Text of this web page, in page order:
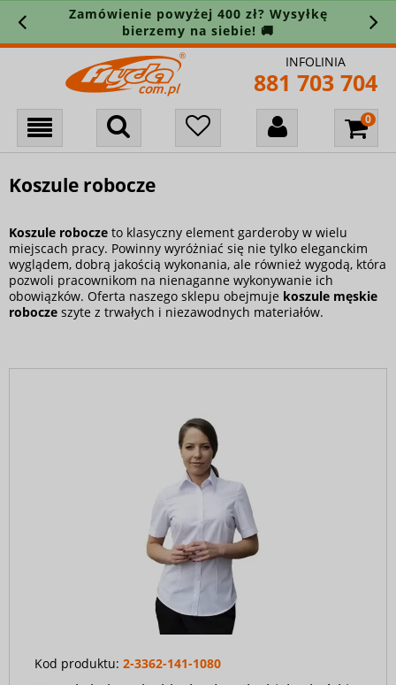
Zamówienie powyżej 400 zł? Wysyłkę
bierzemy na siebie! 🚚
INFOLINIA
881 703 704
Koszule robocze
Koszule robocze to klasyczny element garderoby w wielu
miejscach pracy. Powinny wyróżniać się nie tylko eleganckim
wyglądem, dobrą jakością wykonania, ale również wygodą, która
pozwoli pracownikom na nienaganne wykonywanie ich
obowiązków. Oferta naszego sklepu obejmuje koszule męskie
robocze szyte z trwałych i niezawodnych materiałów.
Kod produktu: 2-3362-141-1080